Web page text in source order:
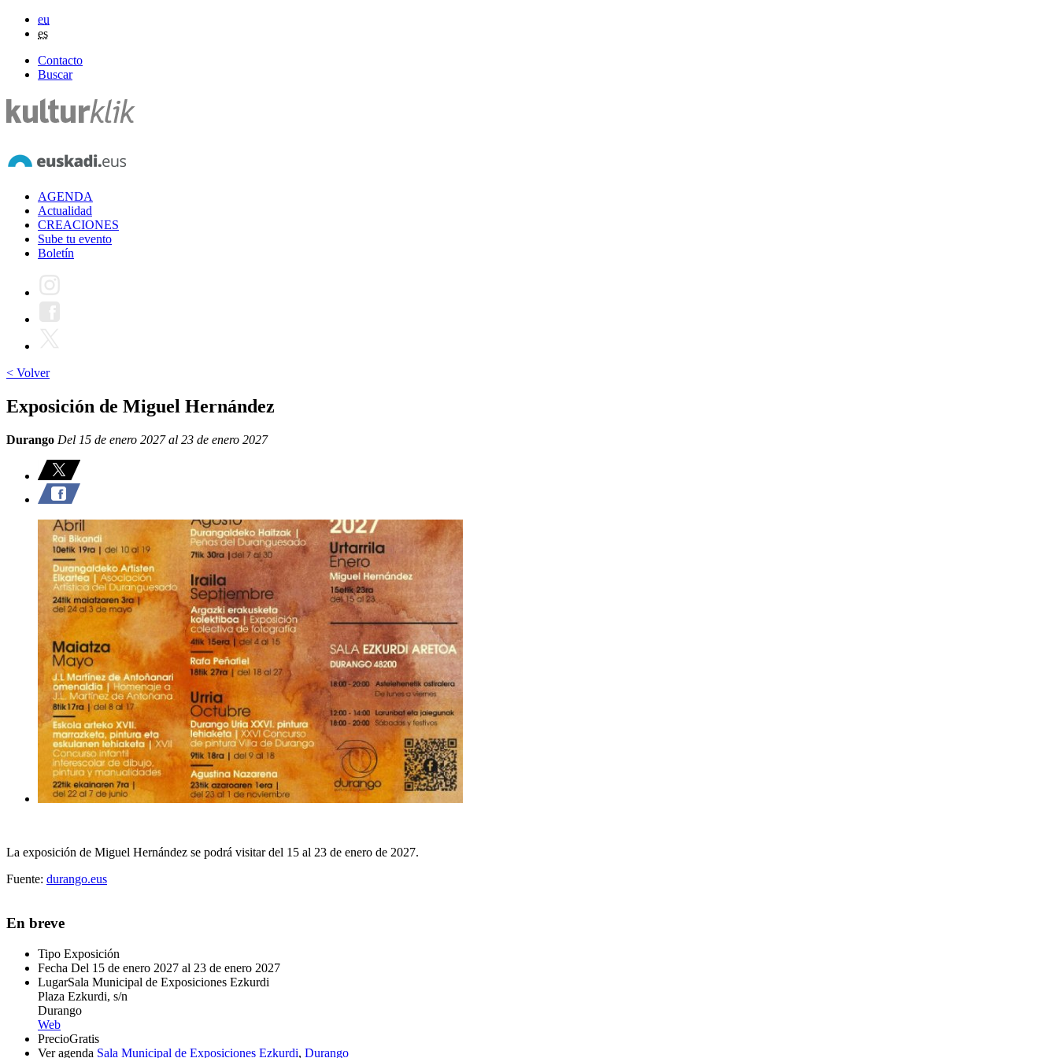
eu
es
Contacto
Buscar
AGENDA
Actualidad
CREACIONES
Sube tu evento
Boletín
< Volver
Exposición de Miguel Hernández
Durango Del 15 de enero 2027 al 23 de enero 2027
La exposición de Miguel Hernández se podrá visitar del 15 al 23 de enero de 2027.
Fuente: durango.eus
En breve
Tipo Exposición
Fecha Del 15 de enero 2027 al 23 de enero 2027
LugarSala Municipal de Exposiciones Ezkurdi
Plaza Ezkurdi, s/n
Durango
Web
PrecioGratis
Ver agenda Sala Municipal de Exposiciones Ezkurdi, Durango